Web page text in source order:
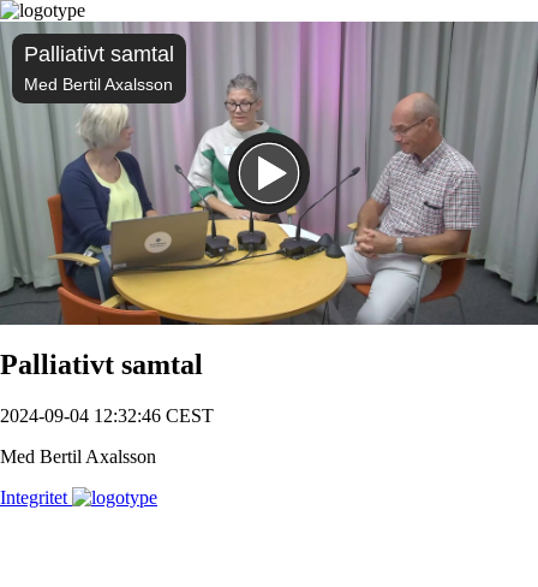
Palliativt samtal
Med Bertil Axalsson
Spela
Palliativt samtal
2024-09-04 12:32:46 CEST
Med Bertil Axalsson
Integritet